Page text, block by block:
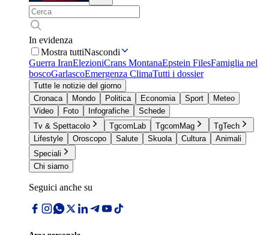
In evidenza
Mostra tuttiNascondi
Guerra IranElezioniCrans MontanaEpstein FilesFamiglia nel
boscoGarlascoEmergenza ClimaTutti i dossier
Tutte le notizie del giorno
Cronaca
Mondo Politica Economia Sport
Meteo
Video
Foto Infografiche
Schede
Tv & Spettacolo
TgcomLab TgcomMag
TgTech
Lifestyle
Oroscopo Salute Skuola Cultura
Animali
Speciali
Chi siamo
Seguici anche su